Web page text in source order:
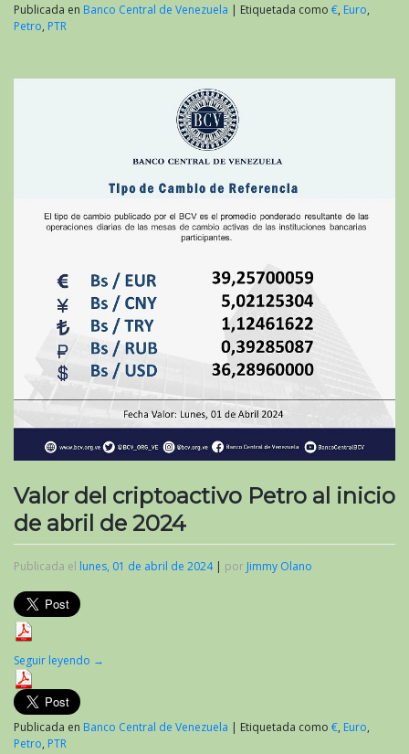
Publicada en Banco Central de Venezuela | Etiquetada como €, Euro,
Petro, PTR
Valor del criptoactivo Petro al inicio
de abril de 2024
Publicada el lunes, 01 de abril de 2024| por Jimmy Olano
Seguir leyendo →
Publicada en Banco Central de Venezuela | Etiquetada como €, Euro,
Petro, PTR